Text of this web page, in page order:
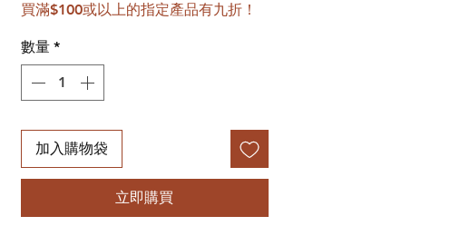
買滿$100或以上的指定產品有九折！
數量 *
加入購物袋
立即購買